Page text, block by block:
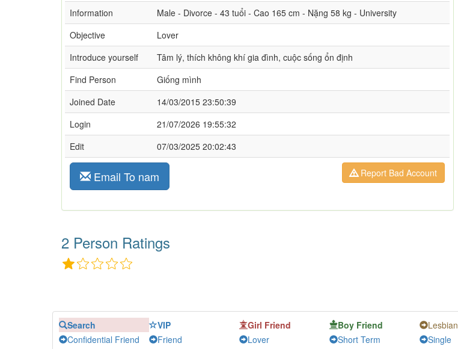
Information
Male - Divorce - 43 tuổi - Cao 165 cm - Nặng 58 kg - University
Objective
Lover
Introduce yourself
Tâm lý, thích không khí gia đình, cuộc sống ổn định
Find Person
Giống mình
Joined Date
14/03/2015 23:50:39
Login
21/07/2026 19:55:32
Edit
07/03/2025 20:02:43
Email To nam Report Bad Account
2 Person Ratings
Search VIP Girl Friend Boy Friend Lesbian
Confidential Friend
Friend Lover Short Term Single